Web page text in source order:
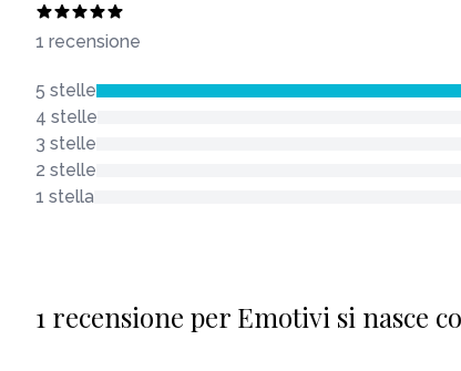
1 recensione
5 stelle
4 stelle
3 stelle
2 stelle
1 stella
1 recensione per Emotivi si nasce